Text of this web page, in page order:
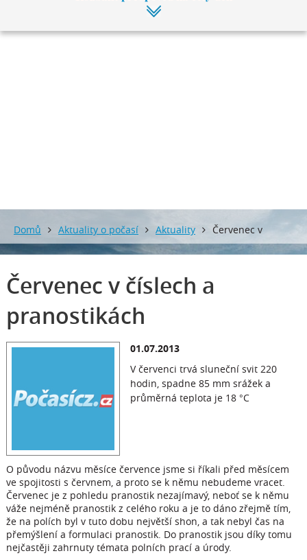
Domů Aktuality o počasí Aktuality Červenec v
číslech a pranostikách
Červenec v číslech a
pranostikách
01.07.2013
V červenci trvá sluneční svit 220
hodin, spadne 85 mm srážek a
průměrná teplota je 18 °C
O původu názvu měsíce července jsme si říkali před měsícem
ve spojitosti s červnem, a proto se k němu nebudeme vracet.
Červenec je z pohledu pranostik nezajímavý, neboť se k němu
váže nejméně pranostik z celého roku a je to dáno zřejmě tím,
že na polích byl v tuto dobu největší shon, a tak nebyl čas na
přemýšlení a formulaci pranostik. Do pranostik jsou díky tomu
nejčastěji zahrnuty témata polních prací a úrody.